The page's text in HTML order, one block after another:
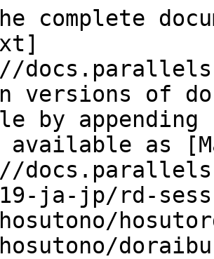
complete
versions of
by
available as
ja-jp/rd-